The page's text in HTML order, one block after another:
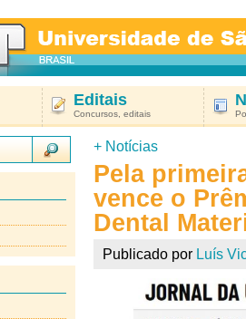
Editais
Concursos, editais
+ Notícias
Pela
vence o
Dental
Publicado por Luís